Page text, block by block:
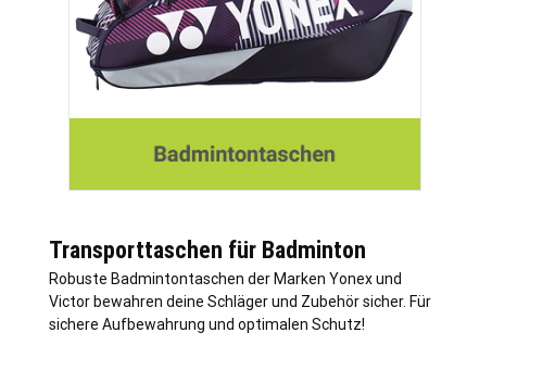
Transporttaschen für Badminton
Robuste Badmintontaschen der Marken Yonex und
Victor bewahren deine Schläger und Zubehör sicher. Für
sichere Aufbewahrung und optimalen Schutz!